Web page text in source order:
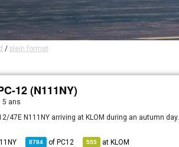
/ plein format
12 (N111NY)
5 ans
12/47E N111NY arriving at KLOM during an autumn day.
8784 of PC12 555 at KLOM